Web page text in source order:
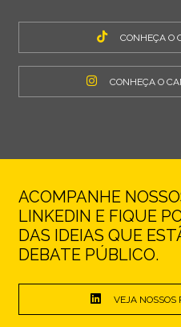
CONHEÇA O
CONHEÇA O
ACOMPANHE
LINKEDIN E FIQUE
DAS IDEIAS QUE
DEBATE PÚBLICO.
VEJA NOSSOS